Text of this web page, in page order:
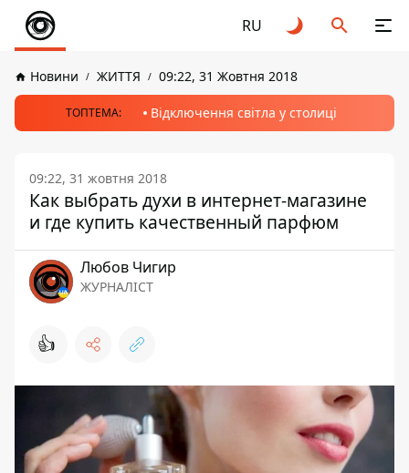
RU
Новини ЖИТТЯ 09:22, 31 Жовтня 2018
ТОПТЕМА: Відключення світла у столиці
09:22, 31 жовтня 2018
Как выбрать духи в интернет-магазине
и где купить качественный парфюм
Любов Чигир
ЖУРНАЛІСТ
👍